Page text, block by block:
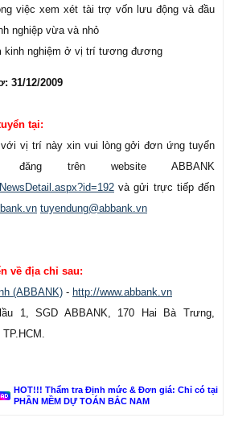
việc xem xét tài trợ vốn lưu động và đầu
nghiệp vừa và nhỏ
kinh nghiệm ở vị trí tương đương
31/12/2009
tại:
vị trí này xin vui lòng gởi đơn ứng tuyển
trên website ABBANK
và gửi trực tiếp đến
tuyendung@abbank.vn
về địa chỉ sau:
(ABBANK) - http://www.abbank.vn
1, SGD ABBANK, 170 Hai Bà Trưng,
HOT!!! Thẩm tra Định mức & Đơn giá: Chỉ có tại
PHẦN MỀM DỰ TOÁN BẮC NAM